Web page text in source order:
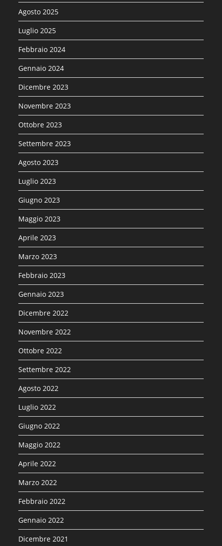
Agosto 2025
Luglio 2025
Febbraio 2024
Gennaio 2024
Dicembre 2023
Novembre 2023
Ottobre 2023
Settembre 2023
Agosto 2023
Luglio 2023
Giugno 2023
Maggio 2023
Aprile 2023
Marzo 2023
Febbraio 2023
Gennaio 2023
Dicembre 2022
Novembre 2022
Ottobre 2022
Settembre 2022
Agosto 2022
Luglio 2022
Giugno 2022
Maggio 2022
Aprile 2022
Marzo 2022
Febbraio 2022
Gennaio 2022
Dicembre 2021